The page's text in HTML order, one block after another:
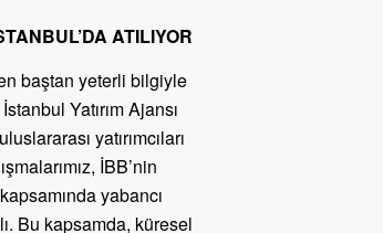
ATILIYOR
baştan yeterli bilgiyle
Yatırım Ajansı
yatırımcıları
İBB’nin
yabancı
Bu kapsamda, küresel